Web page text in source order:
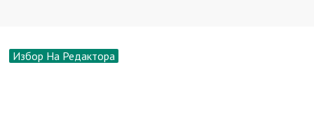
Избор На Редактора